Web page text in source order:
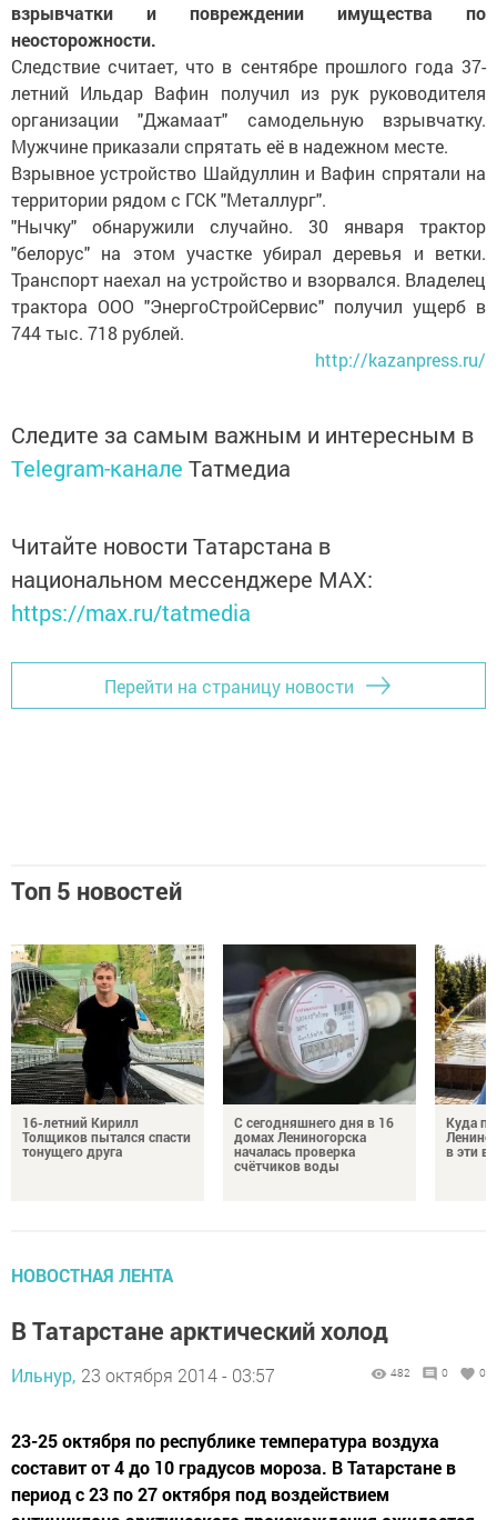
взрывчатки и повреждении имущества по
неосторожности.
Следствие считает, что в сентябре прошлого года 37-
летний Ильдар Вафин получил из рук руководителя
организации "Джамаат" самодельную взрывчатку.
Мужчине приказали спрятать её в надежном месте.
Взрывное устройство Шайдуллин и Вафин спрятали на
территории рядом с ГСК "Металлург".
"Нычку" обнаружили случайно. 30 января трактор
"белорус" на этом участке убирал деревья и ветки.
Транспорт наехал на устройство и взорвался. Владелец
трактора ООО "ЭнергоСтройСервис" получил ущерб в
744 тыс. 718 рублей.
http://kazanpress.ru/
Следите за самым важным и интересным в
Telegram-канале Татмедиа
Читайте новости Татарстана в
национальном мессенджере MАХ:
https://max.ru/tatmedia
Перейти на страницу новости
Топ 5 новостей
16-летний Кирилл
Толщиков пытался спасти
тонущего друга
С сегодняшнего дня в 16
домах Лениногорска
началась проверка
счётчиков воды
Куда
в эти
НОВОСТНАЯ ЛЕНТА
В Татарстане арктический холод
Ильнур, 23 октября 2014 - 03:57 482 0 0
23-25 октября по республике температура воздуха
составит от 4 до 10 градусов мороза. В Татарстане в
период с 23 по 27 октября под воздействием